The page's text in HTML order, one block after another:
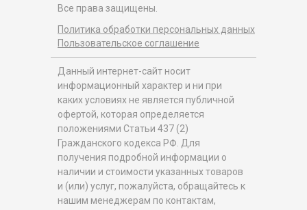
Все права защищены.
Данный интернет-сайт носит
информационный характер и ни при
каких условиях не является публичной
офертой, которая определяется
положениями Статьи 437 (2)
Гражданского кодекса РФ. Для
получения подробной информации о
наличии и стоимости указанных товаров
и (или) услуг, пожалуйста, обращайтесь к
нашим менеджерам по контактам,
Политика обработки персональных данных
Пользовательское соглашение